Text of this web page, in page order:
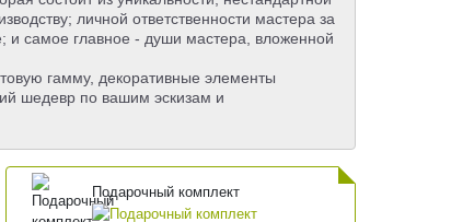
личной ответственности мастера за
и самое главное - души мастера, вложенной
гамму, декоративные элементы
шедевр по вашим эскизам и
Подарочный комплект